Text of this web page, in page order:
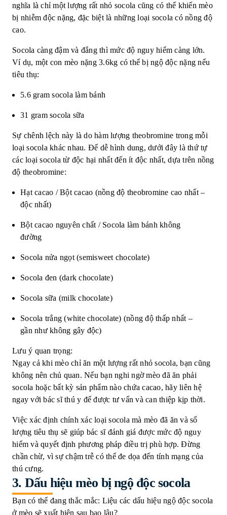
nghĩa là chỉ một lượng rất nhỏ socola cũng có thể khiến mèo
bị nhiễm độc nặng, đặc biệt là những loại socola có nồng độ
cao.
Socola càng đậm và đắng thì mức độ nguy hiểm càng lớn.
Ví dụ, một con mèo nặng 3.6kg có thể bị ngộ độc nặng nếu
tiêu thụ:
5.6 gram socola làm bánh
31 gram socola sữa
Sự chênh lệch này là do hàm lượng theobromine trong mỗi
loại socola khác nhau. Để dễ hình dung, dưới đây là thứ tự
các loại socola từ độc hại nhất đến ít độc nhất, dựa trên nồng
độ theobromine:
Hạt cacao / Bột cacao (nồng độ theobromine cao nhất –
độc nhất)
Bột cacao nguyên chất / Socola làm bánh không
đường
Socola nửa ngọt (semisweet chocolate)
Socola đen (dark chocolate)
Socola sữa (milk chocolate)
Socola trắng (white chocolate) (nồng độ thấp nhất –
gần như không gây độc)
Lưu ý quan trọng:
Ngay cả khi mèo chỉ ăn một lượng rất nhỏ socola, bạn cũng
không nên chủ quan. Nếu bạn nghi ngờ mèo đã ăn phải
socola hoặc bất kỳ sản phẩm nào chứa cacao, hãy liên hệ
ngay với bác sĩ thú y để được tư vấn và can thiệp kịp thời.
Việc xác định chính xác loại socola mà mèo đã ăn và số
lượng tiêu thụ sẽ giúp bác sĩ đánh giá được mức độ nguy
hiểm và quyết định phương pháp điều trị phù hợp. Đừng
chần chừ, vì sự chậm trễ có thể đe dọa đến tính mạng của
thú cưng.
3. Dấu hiệu mèo bị ngộ độc socola
Bạn có thể đang thắc mắc: Liệu các dấu hiệu ngộ độc socola
ở mèo sẽ xuất hiện sau bao lâu?